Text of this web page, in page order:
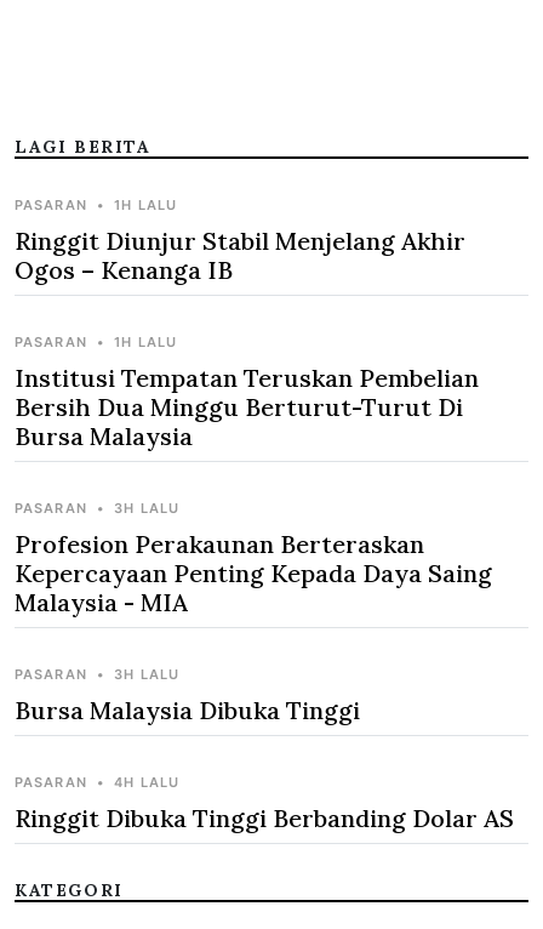
LAGI BERITA
PASARAN • 1H LALU
Ringgit Diunjur Stabil Menjelang Akhir
Ogos – Kenanga IB
PASARAN • 1H LALU
Institusi Tempatan Teruskan Pembelian
Bersih Dua Minggu Berturut-Turut Di
Bursa Malaysia
PASARAN • 3H LALU
Profesion Perakaunan Berteraskan
Kepercayaan Penting Kepada Daya Saing
Malaysia - MIA
PASARAN • 3H LALU
Bursa Malaysia Dibuka Tinggi
PASARAN • 4H LALU
Ringgit Dibuka Tinggi Berbanding Dolar AS
KATEGORI